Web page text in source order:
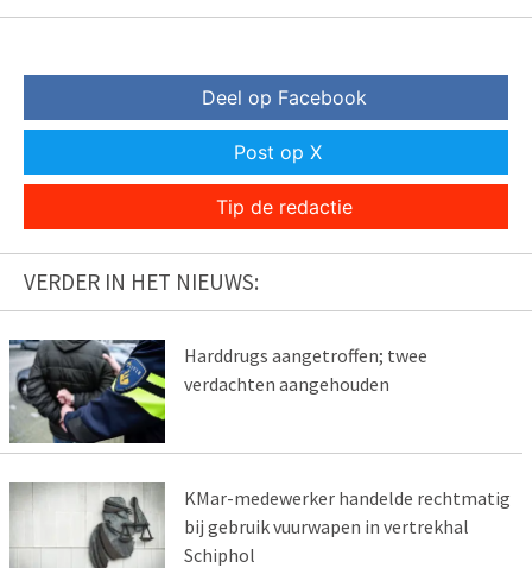
Deel op Facebook
Post op X
Tip de redactie
VERDER IN HET NIEUWS:
Harddrugs aangetroffen; twee
verdachten aangehouden
KMar-medewerker handelde rechtmatig
bij gebruik vuurwapen in vertrekhal
Schiphol